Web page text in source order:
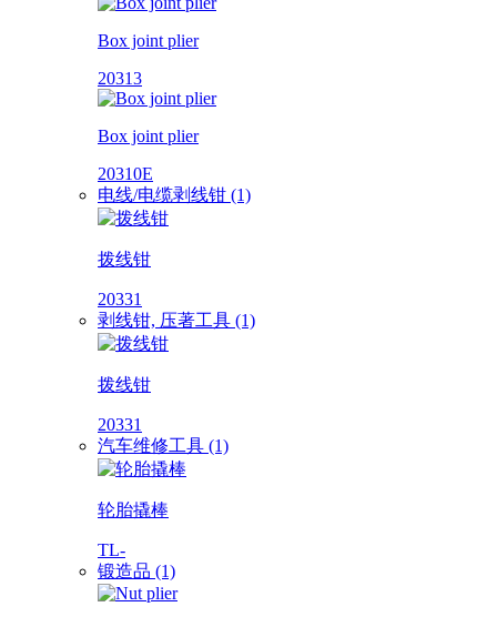
Box joint plier
20313
Box joint plier
20310E
电线/电缆剥线钳 (1)
拨线钳
20331
剥线钳, 压著工具 (1)
拨线钳
20331
汽车维修工具 (1)
轮胎撬棒
TL-
锻造品 (1)